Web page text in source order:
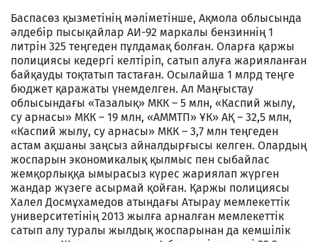
Баспасөз қызметінің мәліметінше, Ақмола облысында
әлдебір пысықайлар АИ-92 маркалы бензиннің 1
литрін 325 теңгеден пұлдамақ болған. Оларға қаржы
полициясы кедергі келтіріп, сатып алуға жарияланған
байқауды тоқтатып тастаған. Осылайша 1 млрд теңге
бюджет қаражаты үнемделген. Ал Маңғыстау
облысындағы «Тазалық» МКК – 5 млн, «Каспий жылу,
су арнасы» МКК – 19 млн, «АММТП» ҰК» АҚ – 32,5 млн,
«Каспий жылу, су арнасы» МКК – 3,7 млн теңгеден
астам ақшаны заңсыз айналдырғысы келген. Олардың
жоспарын экономикалық қылмыс пен сыбайлас
жемқорлыққа ымырасыз күрес жариялап жүрген
жандар жүзеге асырмай қойған. Қаржы полициясы
Халел Досмұхамедов атындағы Атырау мемлекеттік
университетінің 2013 жылға арналған мемлекеттік
сатып алу туралы жылдық жоспарынан да кемшілік